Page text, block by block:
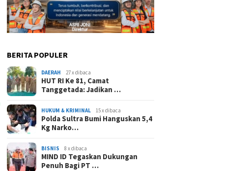
BERITA POPULER
DAERAH 27 x dibaca
HUT RI Ke 81, Camat
Tanggetada: Jadikan …
HUKUM & KRIMINAL 15 x dibaca
Polda Sultra Bumi Hanguskan 5,4
Kg Narko…
BISNIS 8 x dibaca
MIND ID Tegaskan Dukungan
Penuh Bagi PT …